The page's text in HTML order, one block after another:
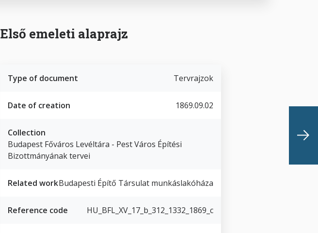
Első emeleti alaprajz
Type of document Tervrajzok
Date of creation 1869.09.02
Collection
Budapest Főváros Levéltára - Pest Város Építési
Bizottmányának tervei
Related workBudapesti Építő Társulat munkáslakóháza
Reference code HU_BFL_XV_17_b_312_1332_1869_c